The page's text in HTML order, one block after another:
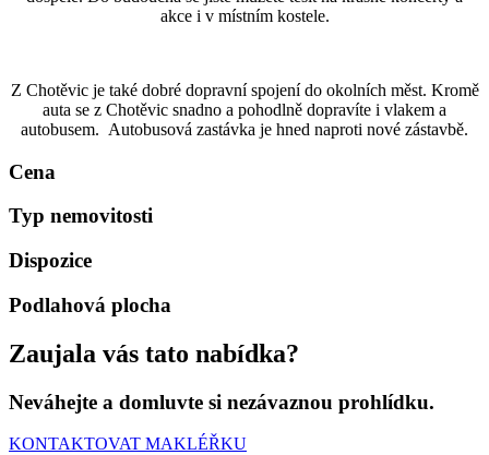
akce i v místním kostele.
Z Chotěvic je také dobré dopravní spojení do okolních měst. Kromě
auta se z Chotěvic snadno a pohodlně dopravíte i vlakem a
autobusem. Autobusová zastávka je hned naproti nové zástavbě.
Cena
Typ nemovitosti
Dispozice
Podlahová plocha
Zaujala vás tato nabídka?
Neváhejte a domluvte si nezávaznou prohlídku.
KONTAKTOVAT MAKLÉŘKU